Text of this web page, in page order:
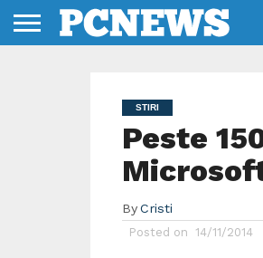
STIRI
Peste
By Cristi
Posted on 14/11/2014